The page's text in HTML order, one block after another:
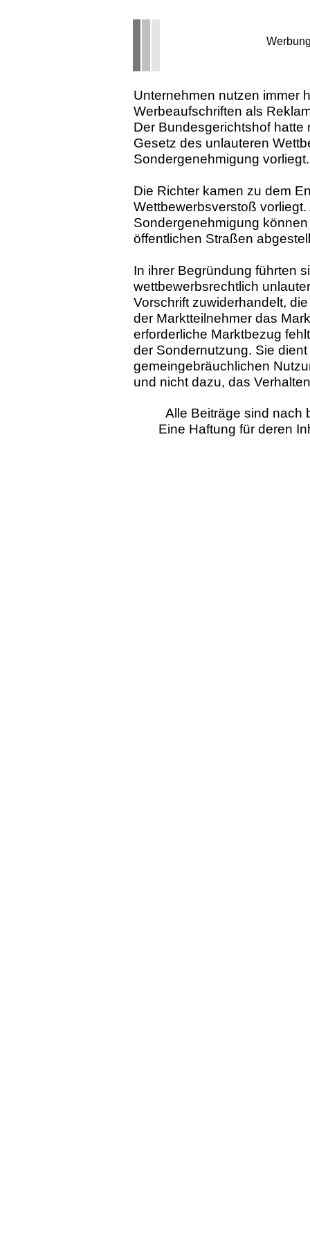
Unternehmen nutzen immer
Werbeaufschriften als
Der Bundesgerichtshof
Gesetz des unlauteren
Sondergenehmigung vorliegt.
Die Richter kamen zu dem
Wettbewerbsverstoß
Sondergenehmigung
öffentlichen Straßen
In ihrer Begründung führten
wettbewerbsrechtlich
Vorschrift zuwiderhandelt,
der Marktteilnehmer das
erforderliche Marktbezug
der Sondernutzung. Sie
gemeingebräuchlichen
und nicht dazu, das
Alle Beiträge sind nach
Eine Haftung für deren